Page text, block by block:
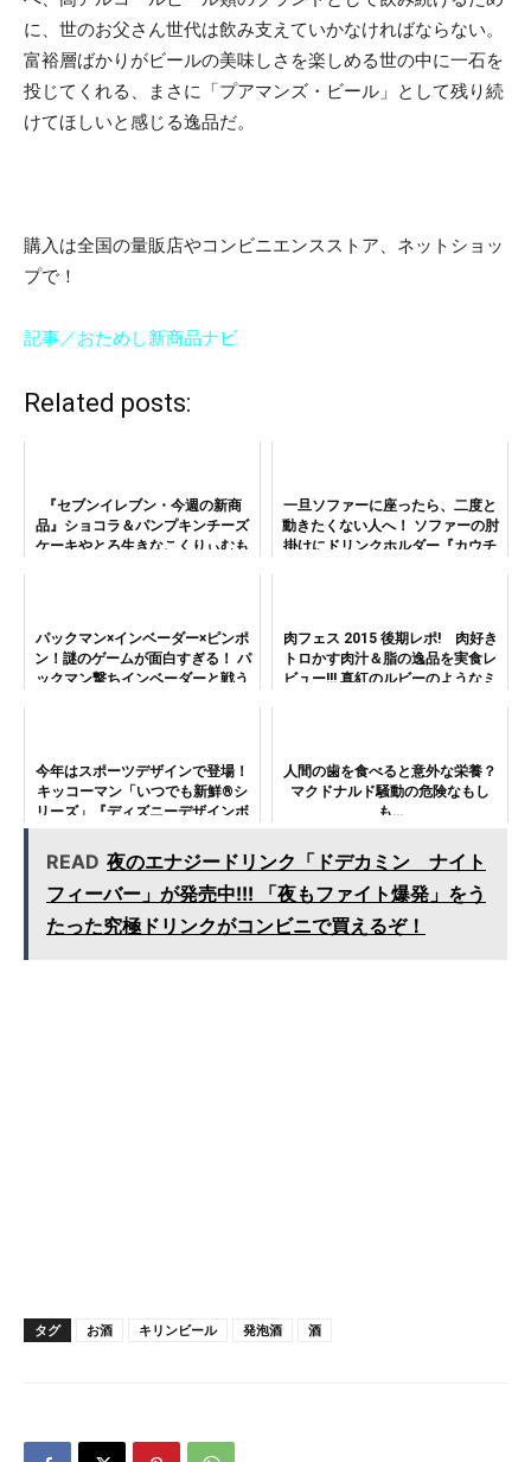
に、世のお父さん世代は飲み支えていかなければならない。
富裕層ばかりがビールの美味しさを楽しめる世の中に一石を
投じてくれる、まさに「プアマンズ・ビール」として残り続
けてほしいと感じる逸品だ。
購入は全国の量販店やコンビニエンスストア、ネットショッ
プで！
記事／おためし新商品ナビ
Related posts:
『セブンイレブン・今週の新商
品』ショコラ＆パンプキンチーズ
ケーキやとろ生きなこくりぃむも
一旦ソファーに座ったら、二度と
動きたくない人へ！ ソファーの肘
掛けにドリンクホルダー『カウチ
パックマン×インベーダー×ピンポ
ン！謎のゲームが面白すぎる！ パ
ックマン撃ちインベーダーと戦う
肉フェス 2015 後期レポ! 肉好き
トロかす肉汁＆脂の逸品を実食レ
ビュー!!! 真紅のルビーのようなミ
今年はスポーツデザインで登場！
キッコーマン「いつでも新鮮®シ
リーズ」『ディズニーデザインボ
人間の歯を食べると意外な栄養？
マクドナルド騒動の危険なもし
も…
READ 夜のエナジードリンク「ドデカミン ナイト
フィーバー」が発売中!!! 「夜もファイト爆発」をう
たった究極ドリンクがコンビニで買えるぞ！
タグ お酒 キリンビール 発泡酒 酒